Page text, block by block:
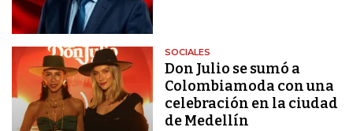
SOCIALES
Don Julio se sumó a
Colombiamoda con una
celebración en la ciudad
de Medellín